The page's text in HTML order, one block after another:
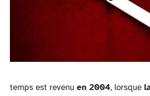
temps est revenu en 2004, lorsque